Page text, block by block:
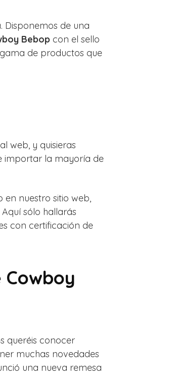
Disponemos de una
Bebop con el sello
de productos que
web, y quisieras
importar la mayoría de
nuestro sitio web,
sólo hallarás
con certificación de
queréis conocer
muchas novedades
una nueva remesa